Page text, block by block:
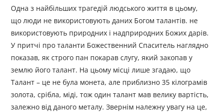
Одна з найбільших трагедій людського життя в цьому,
що люди не використовують даних Богом талантів. не
використовують природних і надприродних Божих дарів.
У притчі про таланти Божественний Спаситель наглядно
показав, як строго пан покарав слугу, який закопав у
землю його талант. На цьому місці лише згадаю, що
Талант – це не була монета, але приблизно 35 кілограмів
золота, срібла, міді, тож один талант мав велику вартість,
залежно від даного металу. Звернім належну увагу на це,